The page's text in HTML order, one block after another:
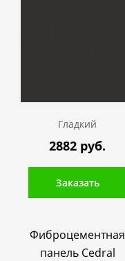
Гладкий
2882 руб.
Заказать
Фиброцементная
панель Cedral